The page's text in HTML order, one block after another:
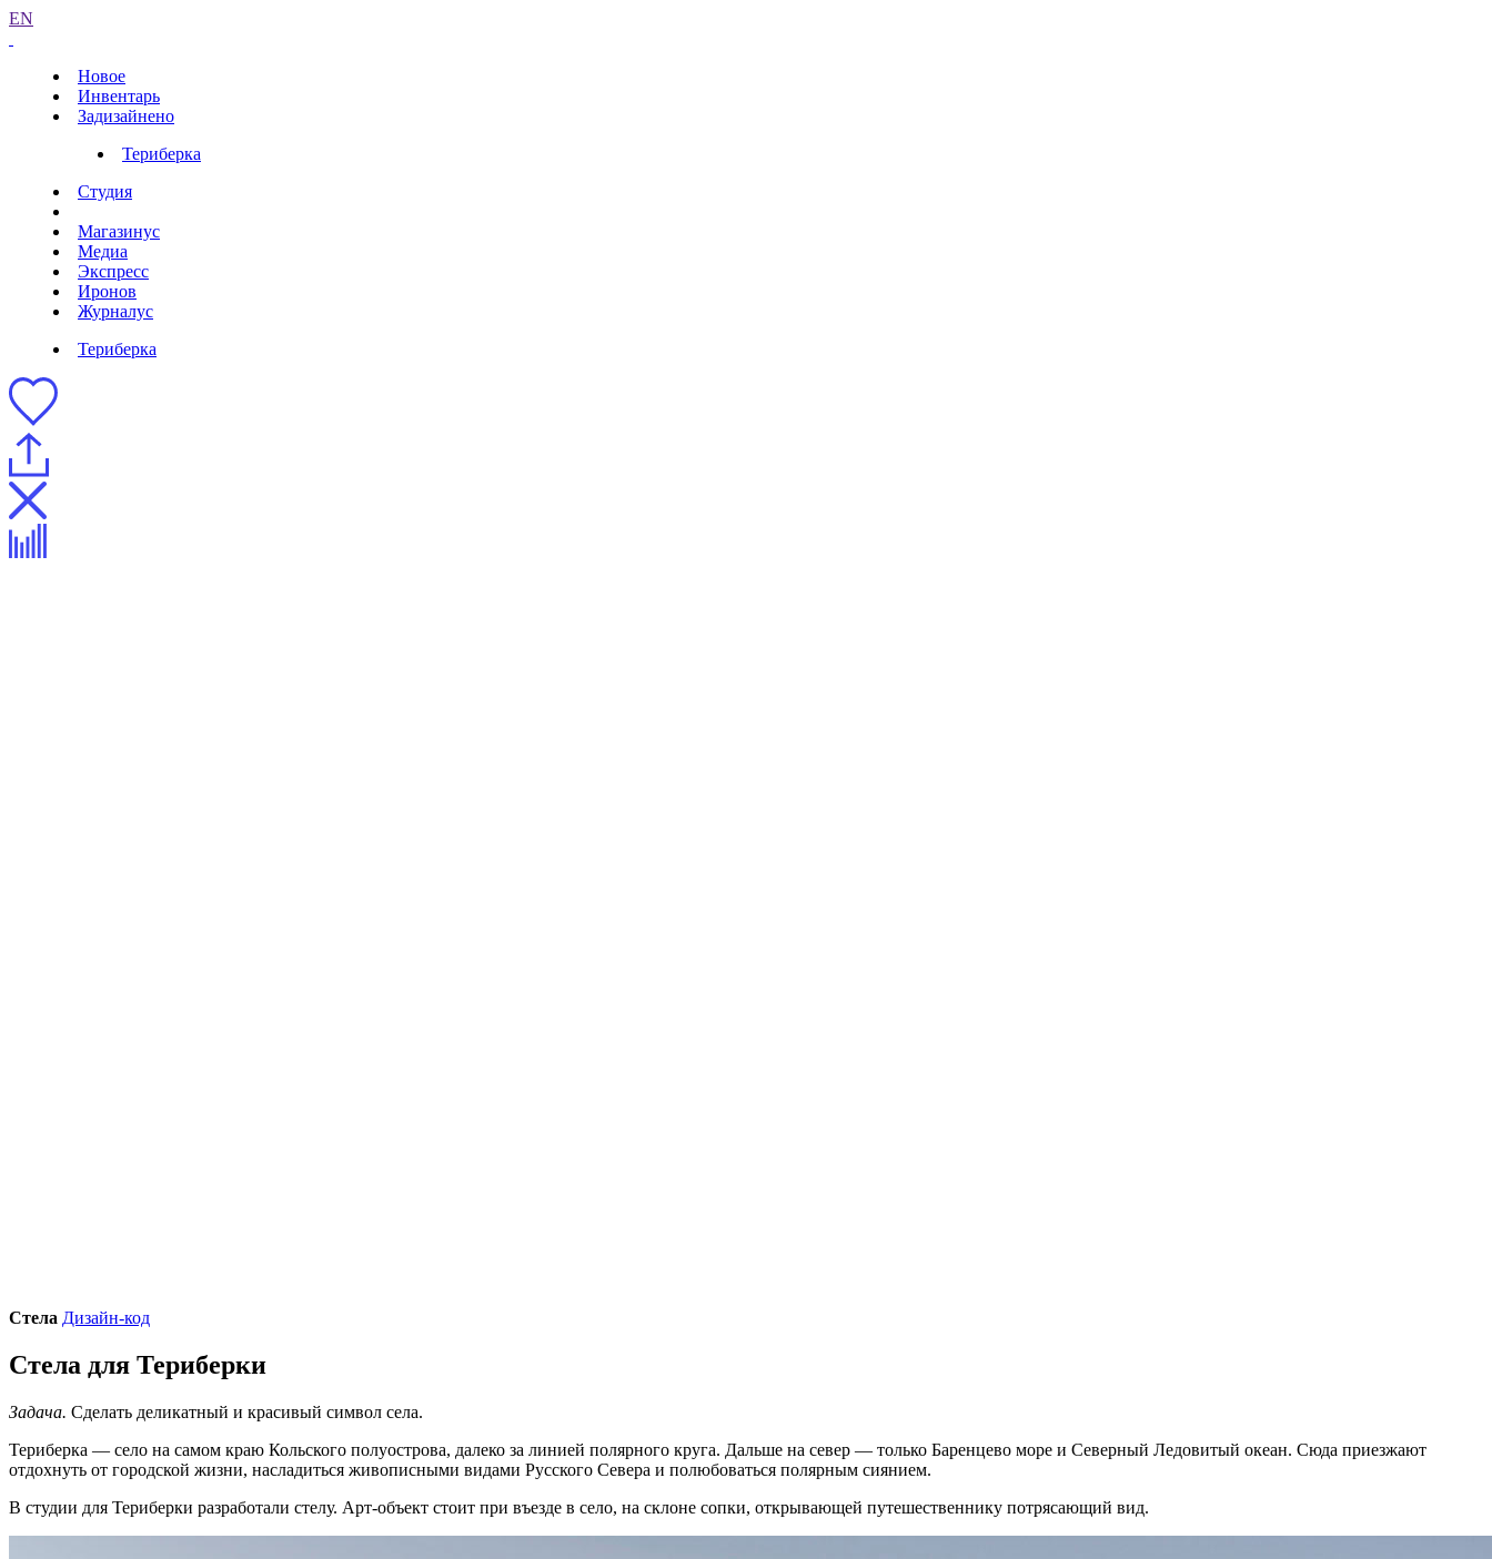
EN
Новое
Инвентарь
Задизайнено
Териберка
Студия
Магазинус
Медиа
Экспресс
Иронов
Журналус
Териберка
Стела Дизайн-код
Стела для Териберки
Задача. Сделать деликатный и красивый символ села.
Териберка — село на самом краю Кольского полуострова, далеко за линией полярного круга. Дальше на север — только Баренцево море и Северный Ледовитый океан. Сюда приезжают
отдохнуть от городской жизни, насладиться живописными видами Русского Севера и полюбоваться полярным сиянием.
В студии для Териберки разработали стелу. Арт-объект стоит при въезде в село, на склоне сопки, открывающей путешественнику потрясающий вид.